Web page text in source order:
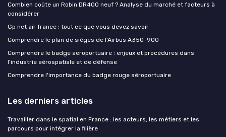
Combien coûte un Robin DR400 neuf ? Analyse du marché et facteurs à
considérer
Gp net air france : tout ce que vous devez savoir
Comprendre le plan de sièges de l'Airbus A350-900
Comprendre le badge aeroportuaire : enjeux et procédures dans
l’industrie aérospatiale et de défense
Comprendre l'importance du badge rouge aéroportuaire
Les derniers articles
Travailler dans le spatial en France : les acteurs, les métiers et les
parcours pour intégrer la filière